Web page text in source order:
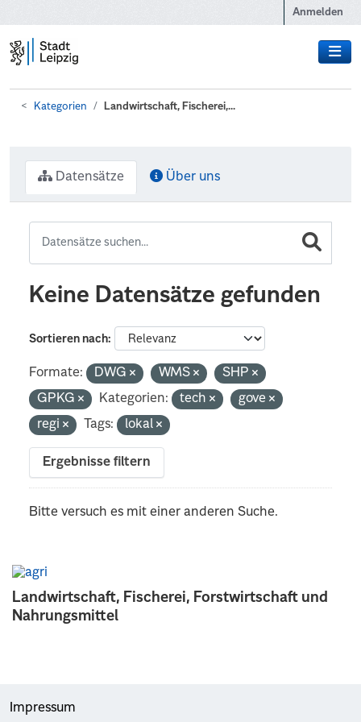
Anmelden
Kategorien Landwirtschaft, Fischerei,...
Landwirtschaft, Fischerei, Forstwirtschaft und
Nahrungsmittel
Datensätze Über uns
Keine Datensätze gefunden
Sortieren nach
Formate: DWG WMS
SHP
GPKG
Kategorien: tech
gove
regi
Tags: lokal
Ergebnisse filtern
Bitte versuch es mit einer anderen Suche.
Impressum